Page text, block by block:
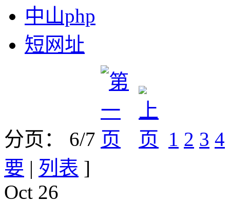
中山php
短网址
分页： 6/7 1 2 3 4
要 | 列表 ]
Oct 26